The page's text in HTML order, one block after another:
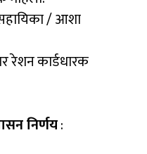
/ आशा
रेशन कार्डधारक
निर्णय: